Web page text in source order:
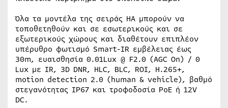
Όλα τα μοντέλα της σειράς ΗA μπορούν να
τοποθετηθούν και σε εσωτερικούς και σε
εξωτερικούς χώρους και διαθέτουν επιπλέον
υπέρυθρο φωτισμό Smart-IR εμβέλειας έως
30m, ευαισθησία 0.01Lux @ F2.0 (AGC On) / 0
Lux με IR, 3D DNR, HLC, BLC, ROI, Η.265+,
motion detection 2.0 (human & vehicle), βαθμό
στεγανότητας IP67 και τροφοδοσία PoE ή 12V
DC.